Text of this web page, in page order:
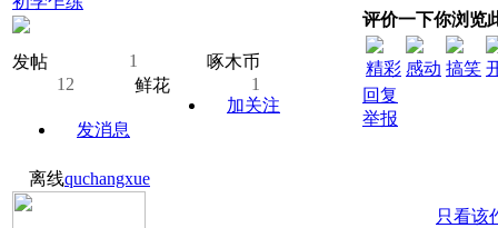
发帖 1
啄木币
12
鲜花
1
加关注
发消息
评价一下你浏览
精彩 感动 搞笑
回复
举报
离线quchangxue
只看该